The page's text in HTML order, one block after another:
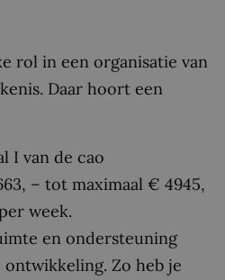
rol in een organisatie van
Daar hoort een
I van de cao
– tot maximaal € 4945,
week.
en ondersteuning
Zo heb je